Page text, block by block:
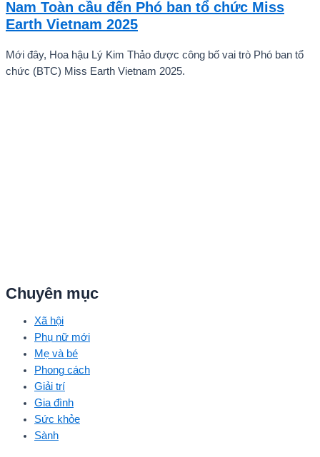
quê hương.
Nam Toàn cầu đến Phó ban tổ chức Miss
Earth Vietnam 2025
Mới đây, Hoa hậu Lý Kim Thảo được công bố vai trò Phó ban tổ
chức (BTC) Miss Earth Vietnam 2025.
Chuyên mục
Xã hội
Phụ nữ mới
Mẹ và bé
Phong cách
Giải trí
Gia đình
Sức khỏe
Sành